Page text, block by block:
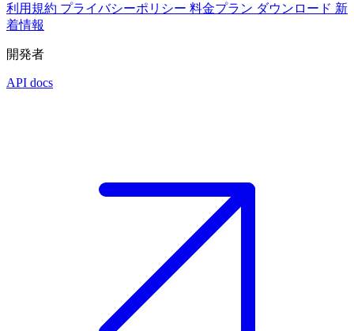
利用規約 プライバシーポリシー 料金プラン ダウンロード 新
着情報
開発者
API docs